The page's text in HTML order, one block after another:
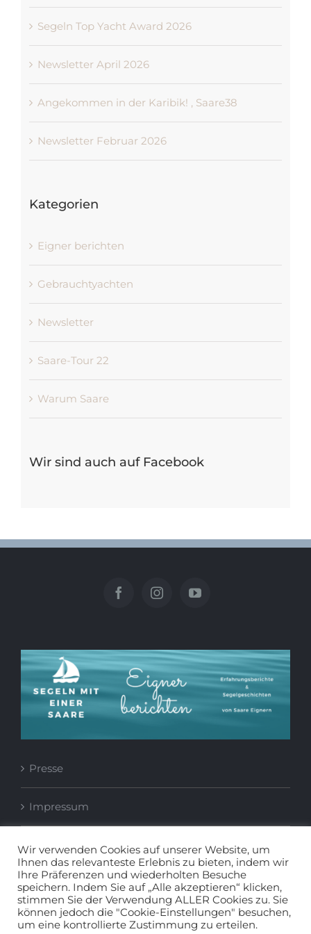
Segeln Top Yacht Award 2026
Newsletter April 2026
Angekommen in der Karibik! , Saare38
Newsletter Februar 2026
Kategorien
Eigner berichten
Gebrauchtyachten
Newsletter
Saare-Tour 22
Warum Saare
Wir sind auch auf Facebook
Presse
Impressum
Datenschutzerklärung
Wir verwenden Cookies auf unserer Website, um
Ihnen das relevanteste Erlebnis zu bieten, indem wir
Ihre Präferenzen und wiederholten Besuche
speichern. Indem Sie auf „Alle akzeptieren“ klicken,
stimmen Sie der Verwendung ALLER Cookies zu. Sie
können jedoch die "Cookie-Einstellungen" besuchen,
um eine kontrollierte Zustimmung zu erteilen.